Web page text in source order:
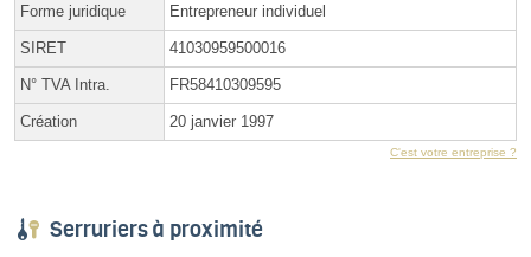
Forme juridique Entrepreneur individuel
SIRET 41030959500016
N° TVA Intra. FR58410309595
Création 20 janvier 1997
C'est votre entreprise ?
Serruriers à proximité